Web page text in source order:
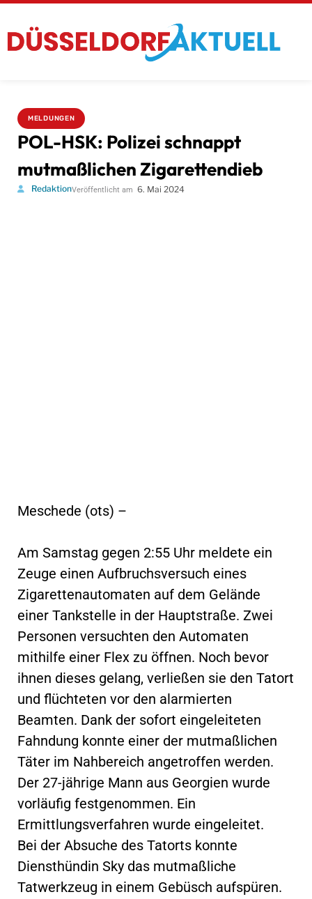
MELDUNGEN
POL-HSK: Polizei schnappt
mutmaßlichen Zigarettendieb
RedaktionVeröffentlicht am 6. Mai 2024
Meschede (ots) –
Am Samstag gegen 2:55 Uhr meldete ein
Zeuge einen Aufbruchsversuch eines
Zigarettenautomaten auf dem Gelände
einer Tankstelle in der Hauptstraße. Zwei
Personen versuchten den Automaten
mithilfe einer Flex zu öffnen. Noch bevor
ihnen dieses gelang, verließen sie den Tatort
und flüchteten vor den alarmierten
Beamten. Dank der sofort eingeleiteten
Fahndung konnte einer der mutmaßlichen
Täter im Nahbereich angetroffen werden.
Der 27-jährige Mann aus Georgien wurde
vorläufig festgenommen. Ein
Ermittlungsverfahren wurde eingeleitet.
Bei der Absuche des Tatorts konnte
Diensthündin Sky das mutmaßliche
Tatwerkzeug in einem Gebüsch aufspüren.